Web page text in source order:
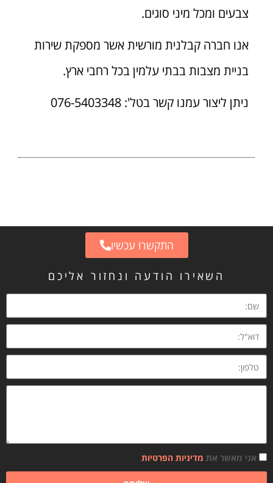
צבעים ומכל מיני סוגים.
אנו חברה קבלנית מורשית אשר מספקת שירות
בניית מצבות בבתי עלמין בכל רחבי ארץ.
ניתן ליצור עמנו קשר בטל': 076-5403348
התקשרו עכשיו
השאירו הודעה ונחזור אליכם
אני מאשר את מדיניות הפרטיות